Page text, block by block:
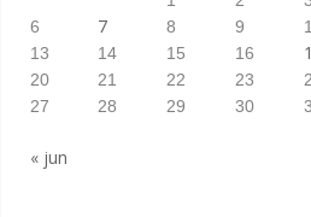
6
7 8 9
13
14 15 16
20
21 22 23
27
28 29 30
« jun